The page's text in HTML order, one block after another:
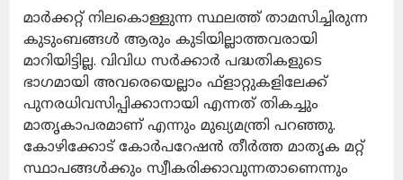
മാര്‍ക്കറ്റ് നിലകൊള്ളുന്ന സ്ഥലത്ത് താമസിച്ചിരുന്ന
കുടുംബങ്ങള്‍ ആരും കുടിയില്ലാത്തവരായി
മാറിയിട്ടില്ല. വിവിധ സര്‍ക്കാര്‍ പദ്ധതികളുടെ
ഭാഗമായി അവരെയെല്ലാം ഫ്‌ളാറ്റുകളിലേക്ക്
പുനരധിവസിപ്പിക്കാനായി എന്നത് തികച്ചും
മാതൃകാപരമാണ് എന്നും മുഖ്യമന്ത്രി പറഞ്ഞു.
കോഴിക്കോട് കോര്‍പറേഷന്‍ തീര്‍ത്ത മാതൃക മറ്റ്
സ്ഥാപങ്ങള്‍ക്കും സ്വീകരിക്കാവുന്നതാണെന്നും